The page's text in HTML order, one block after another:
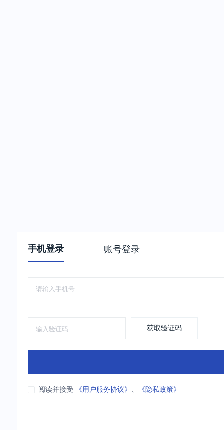
手机登录 账号登录
获取验证码
阅读并接受 《用户服务协议》 、 《隐私政策》